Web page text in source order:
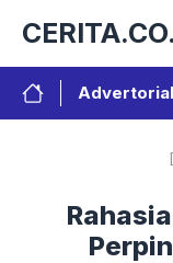
isi
Advertorial